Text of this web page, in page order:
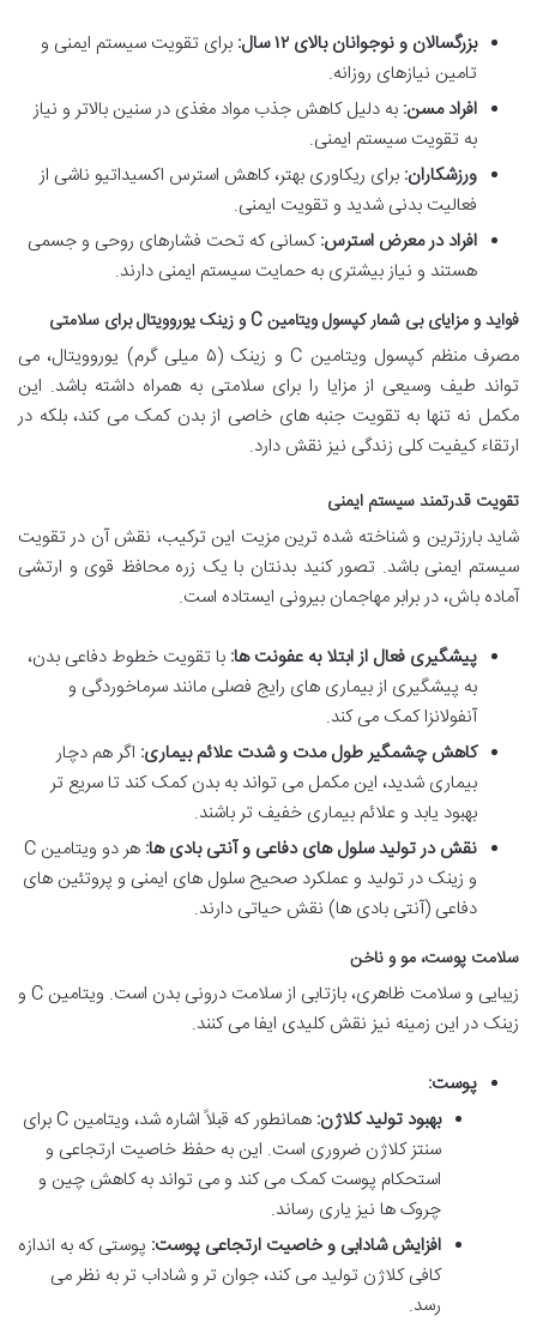
بزرگسالان و نوجوانان بالای ۱۲ سال:
برای تقویت سیستم ایمنی و
تامین نیازهای روزانه.
افراد مسن: به دلیل کاهش جذب مواد مغذی در سنین بالاتر و نیاز
به تقویت سیستم ایمنی.
ورزشکاران: برای ریکاوری بهتر، کاهش استرس اکسیداتیو ناشی از
فعالیت بدنی شدید و تقویت ایمنی.
افراد در معرض استرس:کسانی که تحت فشارهای روحی و جسمی
هستند و نیاز بیشتری به حمایت سیستم ایمنی دارند.
فواید و مزایای بی شمار کپسول ویتامین C و زینک یوروویتال برای سلامتی
مصرف منظم کپسول ویتامین C و زینک (۵ میلی گرم) یوروویتال، می
تواند طیف وسیعی از مزایا را برای سلامتی به همراه داشته باشد. این
مکمل نه تنها به تقویت جنبه های خاصی از بدن کمک می کند، بلکه در
ارتقاء کیفیت کلی زندگی نیز نقش دارد.
تقویت قدرتمند سیستم ایمنی
شاید بارزترین و شناخته شده ترین مزیت این ترکیب، نقش آن در تقویت
سیستم ایمنی باشد. تصور کنید بدنتان با یک زره محافظ قوی و ارتشی
آماده باش، در برابر مهاجمان بیرونی ایستاده است.
پیشگیری فعال از ابتلا به عفونت ها: با تقویت خطوط دفاعی بدن،
به پیشگیری از بیماری های رایج فصلی مانند سرماخوردگی و
آنفولانزا کمک می کند.
کاهش چشمگیر طول مدت و شدت علائم بیماری: اگر هم دچار
بیماری شدید، این مکمل می تواند به بدن کمک کند تا سریع تر
بهبود یابد و علائم بیماری خفیف تر باشند.
نقش در تولید سلول های دفاعی و آنتی بادی ها:
هر دو ویتامین C
و زینک در تولید و عملکرد صحیح سلول های ایمنی و پروتئین های
دفاعی (آنتی بادی ها) نقش حیاتی دارند.
سلامت پوست، مو و ناخن
زیبایی و سلامت ظاهری، بازتابی از سلامت درونی بدن است. ویتامین C و
زینک در این زمینه نیز نقش کلیدی ایفا می کنند.
پوست:
بهبود تولید کلاژن:
همانطور که قبلاً اشاره شد، ویتامین C برای
سنتز کلاژن ضروری است. این به حفظ خاصیت ارتجاعی و
استحکام پوست کمک می کند و می تواند به کاهش چین و
چروک ها نیز یاری رساند.
افزایش شادابی و خاصیت ارتجاعی پوست: پوستی که به اندازه
کافی کلاژن تولید می کند، جوان تر و شاداب تر به نظر می
رسد.